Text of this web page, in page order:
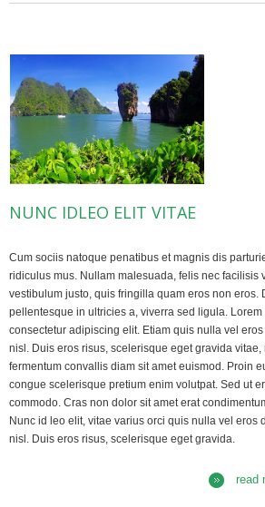
NUNC IDLEO ELIT VITAE
Cum sociis natoque penatibus et magnis dis
ridiculus mus. Nullam malesuada, felis nec facilisis
vestibulum justo, quis fringilla quam eros non eros.
pellentesque in ultricies a, viverra sed ligula. Lorem
consectetur adipiscing elit. Etiam quis nulla vel
nisl. Duis eros risus, scelerisque eget gravida vitae,
fermentum convallis diam sit amet euismod. Proin
congue scelerisque pretium enim volutpat. Sed ut
commodo. Cras non dolor sit amet erat
Nunc id leo elit, vitae varius orci quis nulla vel eros
nisl. Duis eros risus, scelerisque eget gravida.
read